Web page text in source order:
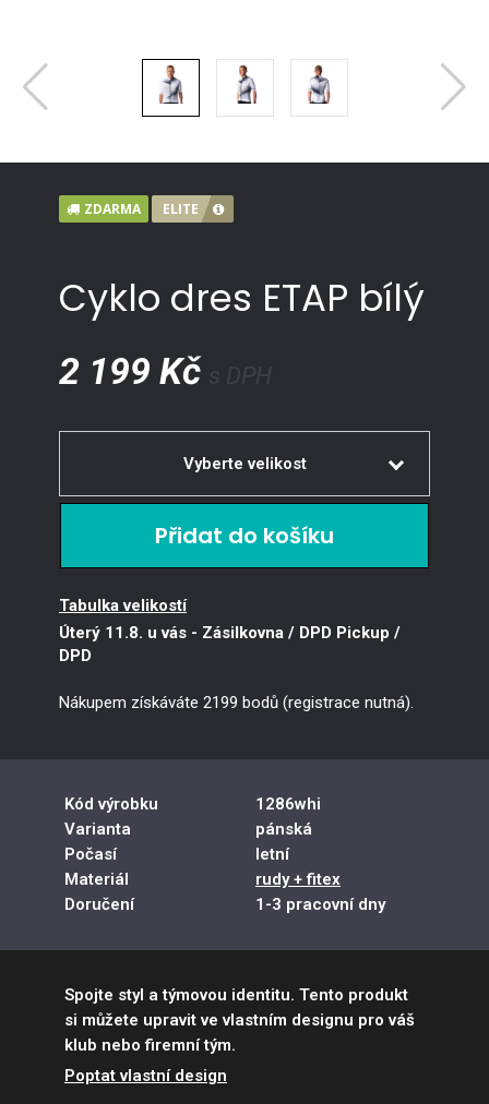
ZDARMA ELITE
Cyklo dres ETAP bílý
2 199 Kč s DPH
Vyberte velikost
S
Skladem4 ks
M
Skladem3 ks
XL
XXL
Dejte mi vědět
Tabulka velikostí
Úterý 11.8. u vás - Zásilkovna / DPD Pickup /
DPD
Nákupem získáváte 2199 bodů (registrace nutná).
Kód výrobku
1286whi
Varianta
pánská
Počasí
letní
Materiál
rudy + fitex
Doručení
1-3 pracovní dny
Spojte styl a týmovou identitu. Tento produkt
si můžete upravit ve vlastním designu pro váš
klub nebo firemní tým.
Poptat vlastní design